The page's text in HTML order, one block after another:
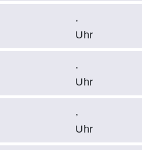
,
Uhr
,
Uhr
,
Uhr